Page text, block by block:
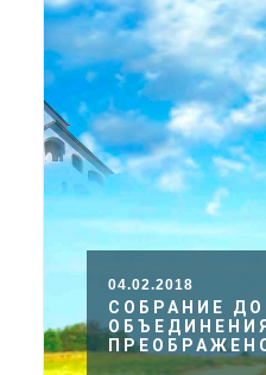
04.02.2018
СОБРАНИЕ
ОБЪЕДИНЕНИЯ